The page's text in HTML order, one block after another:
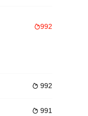
992
 992
 991